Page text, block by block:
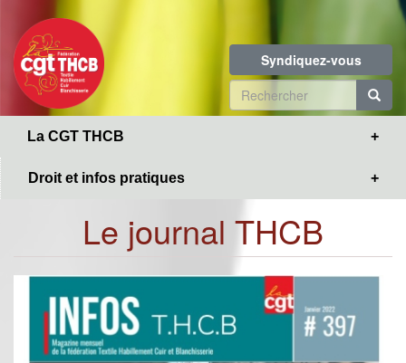
contenu
principal
Syndiquez-vous
Formulaire
de
La CGT THCB
Droit et infos pratiques
Le journal THCB